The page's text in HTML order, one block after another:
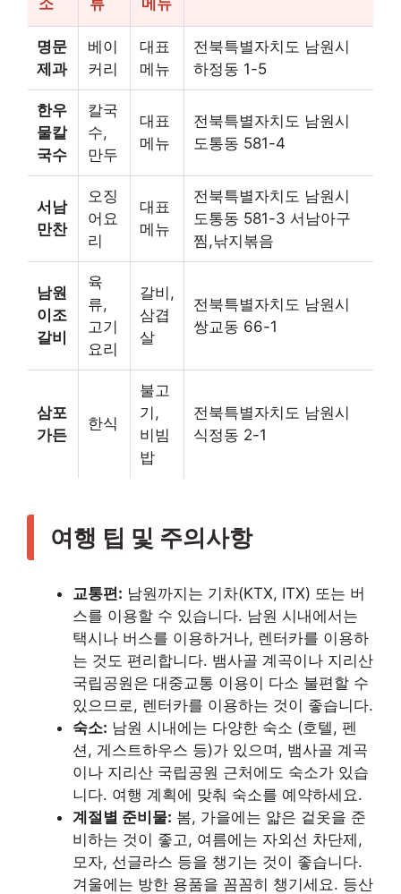
명문
제과
베이
커리
대표
메뉴
전북특별자치도 남원시
하정동 1-5
한우
물칼
국수
칼국
수,
만두
대표
메뉴
전북특별자치도 남원시
도통동 581-4
서남
만찬
오징
어요
리
대표
메뉴
전북특별자치도 남원시
도통동 581-3 서남아구
찜,낚지볶음
남원
이조
갈비
육
류,
고기
요리
갈비,
삼겹
살
전북특별자치도 남원시
쌍교동 66-1
삼포
가든
한식
불고
기,
비빔
밥
전북특별자치도 남원시
식정동 2-1
여행 팁 및 주의사항
교통편: 남원까지는 기차(KTX, ITX) 또는 버
스를 이용할 수 있습니다. 남원 시내에서는
택시나 버스를 이용하거나, 렌터카를 이용하
는 것도 편리합니다. 뱀사골 계곡이나 지리산
국립공원은 대중교통 이용이 다소 불편할 수
있으므로, 렌터카를 이용하는 것이 좋습니다.
숙소: 남원 시내에는 다양한 숙소 (호텔, 펜
션, 게스트하우스 등)가 있으며, 뱀사골 계곡
이나 지리산 국립공원 근처에도 숙소가 있습
니다. 여행 계획에 맞춰 숙소를 예약하세요.
계절별 준비물: 봄, 가을에는 얇은 겉옷을 준
비하는 것이 좋고, 여름에는 자외선 차단제,
모자, 선글라스 등을 챙기는 것이 좋습니다.
겨울에는 방한 용품을 꼼꼼히 챙기세요. 등산